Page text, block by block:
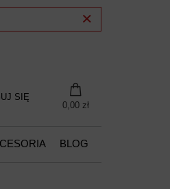
SIĘ
0,00 zł
BLOG